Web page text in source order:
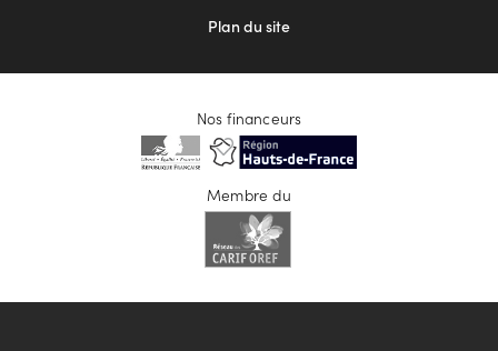
Plan du site
Nos financeurs
Membre du